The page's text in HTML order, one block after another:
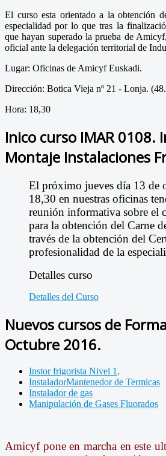
El curso esta orientado a la obtención
especialidad por lo que tras la
que hayan superado la prueba de
oficial ante la delegación territorial de
Lugar: Oficinas de Amicyf Euskadi.
Dirección: Botica Vieja nº 21 - Lonja.
Hora: 18,30
Inico curso IMAR 0108.
Montaje Instalaciones
El próximo jueves día 13 de
18,30 en nuestras oficinas
reunión informativa sobre el
para la obtención del Carne
través de la obtención del
profesionalidad de la
Detalles curso
Detalles del Curso
Nuevos cursos de
Octubre 2016.
Instor frigorista Nivel 1,
InstaladorMantenedor de Termicas
Instalador de gas
Manipulación de Gases Fluorados
Amicyf pone en marcha en este